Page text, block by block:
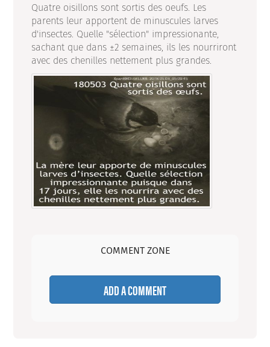
Quatre oisillons sont sortis des oeufs. Les
parents leur apportent de minuscules larves
d'insectes. Quelle "sélection" impressionante,
sachant que dans ±2 semaines, ils les nourriront
avec des chenilles nettement plus grandes.
COMMENT ZONE
ADD A COMMENT